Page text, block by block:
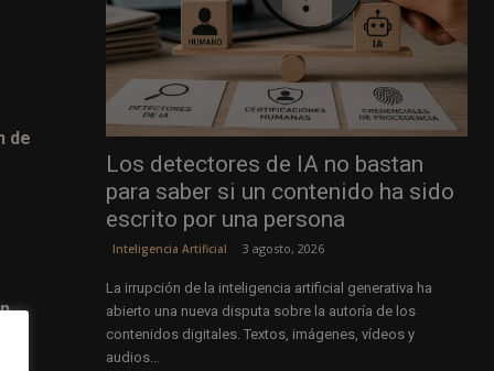
de
Los detectores de IA no bastan
para saber si un contenido ha sido
escrito por una persona
Inteligencia Artificial 3 agosto, 2026
La irrupción de la inteligencia artificial generativa ha
abierto una nueva disputa sobre la autoría de los
contenidos digitales. Textos, imágenes, vídeos y
audios...